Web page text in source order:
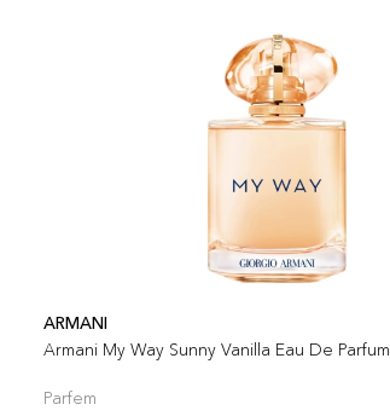
ARMANI
Armani My Way Sunny Vanilla Eau De Parfum
Parfem